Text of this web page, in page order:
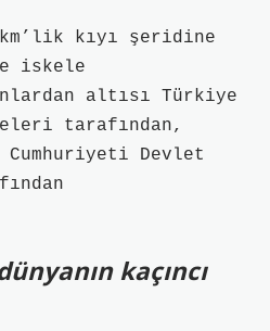
kıyı şeridine
iskele
altısı Türkiye
tarafından,
Devlet
kaçıncı